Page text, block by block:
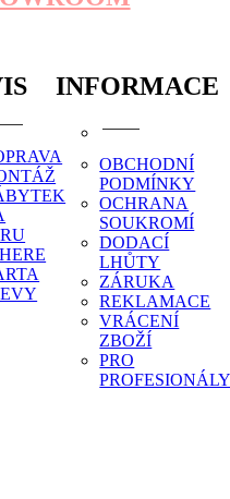
INFORMACE
OBCHODNÍ
PODMÍNKY
OCHRANA
SOUKROMÍ
DODACÍ
LHŮTY
ZÁRUKA
REKLAMACE
VRÁCENÍ
ZBOŽÍ
PRO